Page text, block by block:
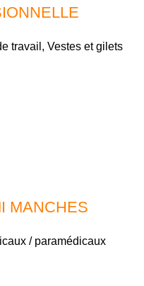
travail , Vestes et gilets
MANCHES
/ paramédicaux